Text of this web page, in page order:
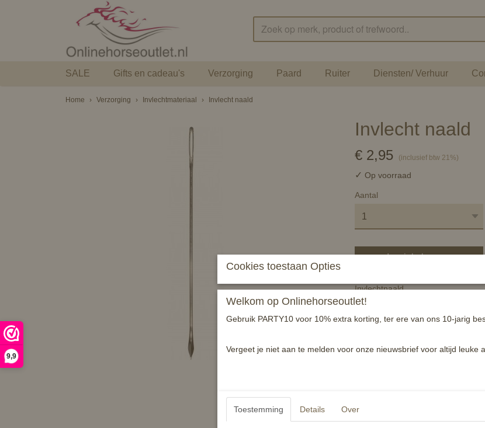
9,9
SALE Gifts en cadeau's Verzorging Paard Ruiter Diensten/ Verhuur
Home › Verzorging › Invlechtmateriaal › Invlecht naald
Invlecht naald
€ 2,95 (inclusief btw 21%)
✓ Op voorraad
Aantal
In winkelwagen
Invlechtnaald.
Te gebruiken samen met
Cookies toestaan Opties
Welkom op Onlinehorseoutlet!
Gebruik PARTY10 voor 10% extra korting, ter ere van ons 10-jarig
Vergeet je niet aan te melden voor onze nieuwsbrief voor altijd leuke
Toestemming Details Over